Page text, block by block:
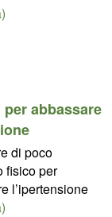
abbassare
di poco
fisico per
l’ipertensione